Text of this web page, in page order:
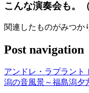
こんな演奏会も。
関連したものがみつか
Post navigation
アンドレ・ラプラント
潟の音風景～福島潟夕